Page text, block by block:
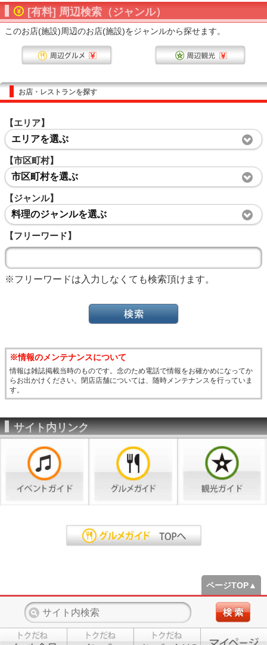
[有料] 周辺検索（ジャンル）
このお店(施設)周辺のお店(施設)をジャンルから探せます。
お店・レストランを探す
【エリア】
エリアを選ぶ
【市区町村】
市区町村を選ぶ
【ジャンル】
料理のジャンルを選ぶ
【フリーワード】
※フリーワードは入力しなくても検索頂けます。
※情報のメンテナンスについて
情報は雑誌掲載当時のものです。念のため電話で情報をお確かめになってか
らお出かけください。閉店店舗については、随時メンテナンスを行っていま
す。
サイト内リンク
ページTOP▲